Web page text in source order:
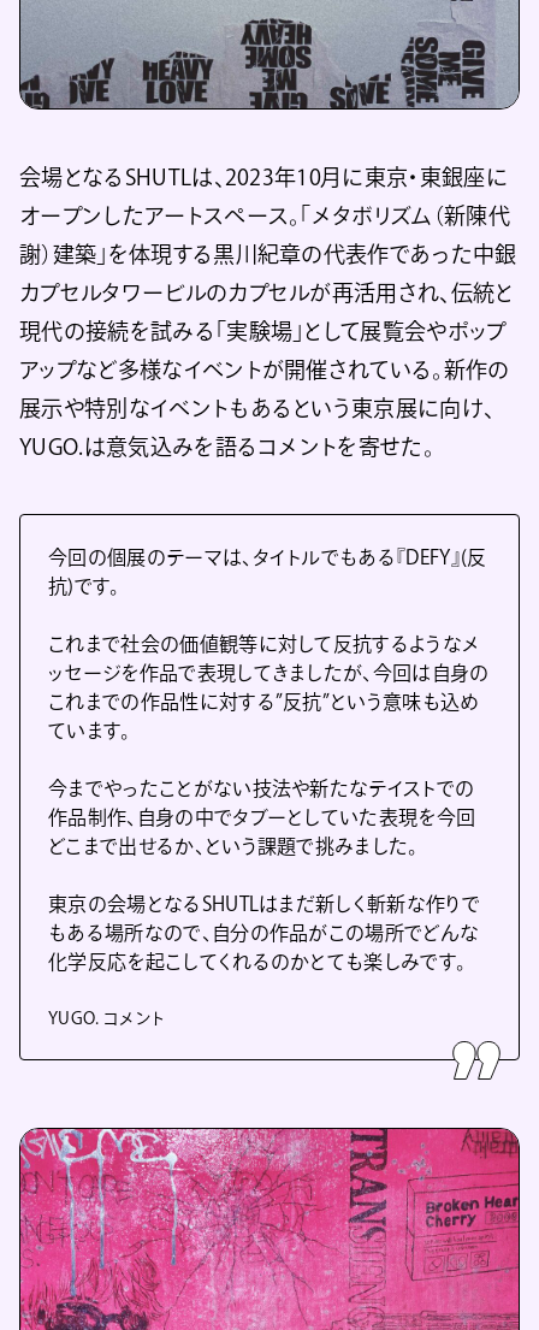
会場となるSHUTLは、2023年10月に東京・東銀座に
オープンしたアートスペース。「メタボリズム（新陳代
謝）建築」を体現する黒川紀章の代表作であった中銀
カプセルタワービルのカプセルが再活用され、伝統と
現代の接続を試みる「実験場」として展覧会やポップ
アップなど多様なイベントが開催されている。新作の
展示や特別なイベントもあるという東京展に向け、
YUGO.は意気込みを語るコメントを寄せた。
今回の個展のテーマは、タイトルでもある『DEFY』(反
抗)です。
これまで社会の価値観等に対して反抗するようなメ
ッセージを作品で表現してきましたが、今回は自身の
これまでの作品性に対する”反抗”という意味も込め
ています。
今までやったことがない技法や新たなテイストでの
作品制作、自身の中でタブーとしていた表現を今回
どこまで出せるか、という課題で挑みました。
東京の会場となるSHUTLはまだ新しく斬新な作りで
もある場所なので、自分の作品がこの場所でどんな
化学反応を起こしてくれるのかとても楽しみです。
YUGO. コメント